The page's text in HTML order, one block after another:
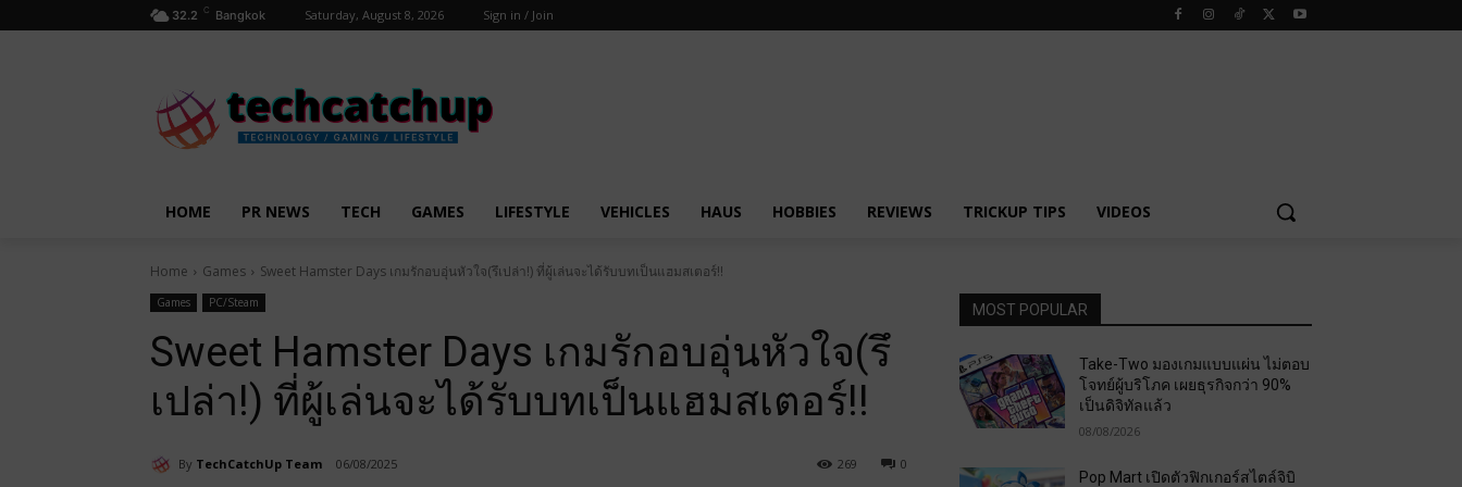
32.2 C Bangkok Saturday, August 8, 2026 Sign in / Join
HOME PR NEWS TECH GAMES LIFESTYLE VEHICLES HAUS HOBBIES REVIEWS TRICKUP TIPS VIDEOS
Home Games Sweet Hamster Days เกมรักอบอุ่นหัวใจ(รึเปล่า!) ที่ผู้เล่นจะได้รับบทเป็นแฮมสเตอร์!!
Games PC/Steam
Sweet Hamster Days เกมรักอบอุ่นหัวใจ(รึ
เปล่า!) ที่ผู้เล่นจะได้รับบทเป็นแฮมสเตอร์!!
By TechCatchUp Team 06/08/2025 0
269
MOST POPULAR
Take-Two มองเกมแบบแผ่น ไม่ตอบ
โจทย์ผู้บริโภค เผยธุรกิจกว่า 90%
เป็นดิจิทัลแล้ว
08/08/2026
Pop Mart เปิดตัวฟิกเกอร์สไตล์จิบิ